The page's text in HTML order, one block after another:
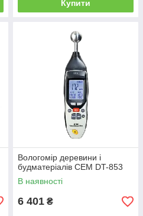
Купити
Вологомір деревини і
будматеріалів CEM DT-853
В наявності
6 401 ₴